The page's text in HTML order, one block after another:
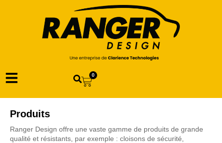
0
Produits
Ranger Design offre une vaste gamme de produits de grande
qualité et résistants, par exemple : cloisons de sécurité,